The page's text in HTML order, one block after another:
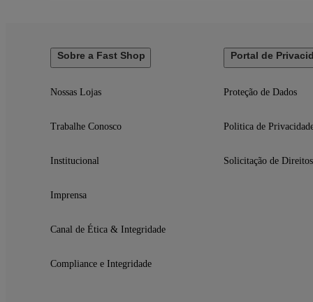
Sobre a Fast Shop
Nossas Lojas
Trabalhe Conosco
Institucional
Imprensa
Canal de Ética & Integridade
Compliance e Integridade
Portal de
Proteção de Dados
Politica de
Solicitação de Direitos